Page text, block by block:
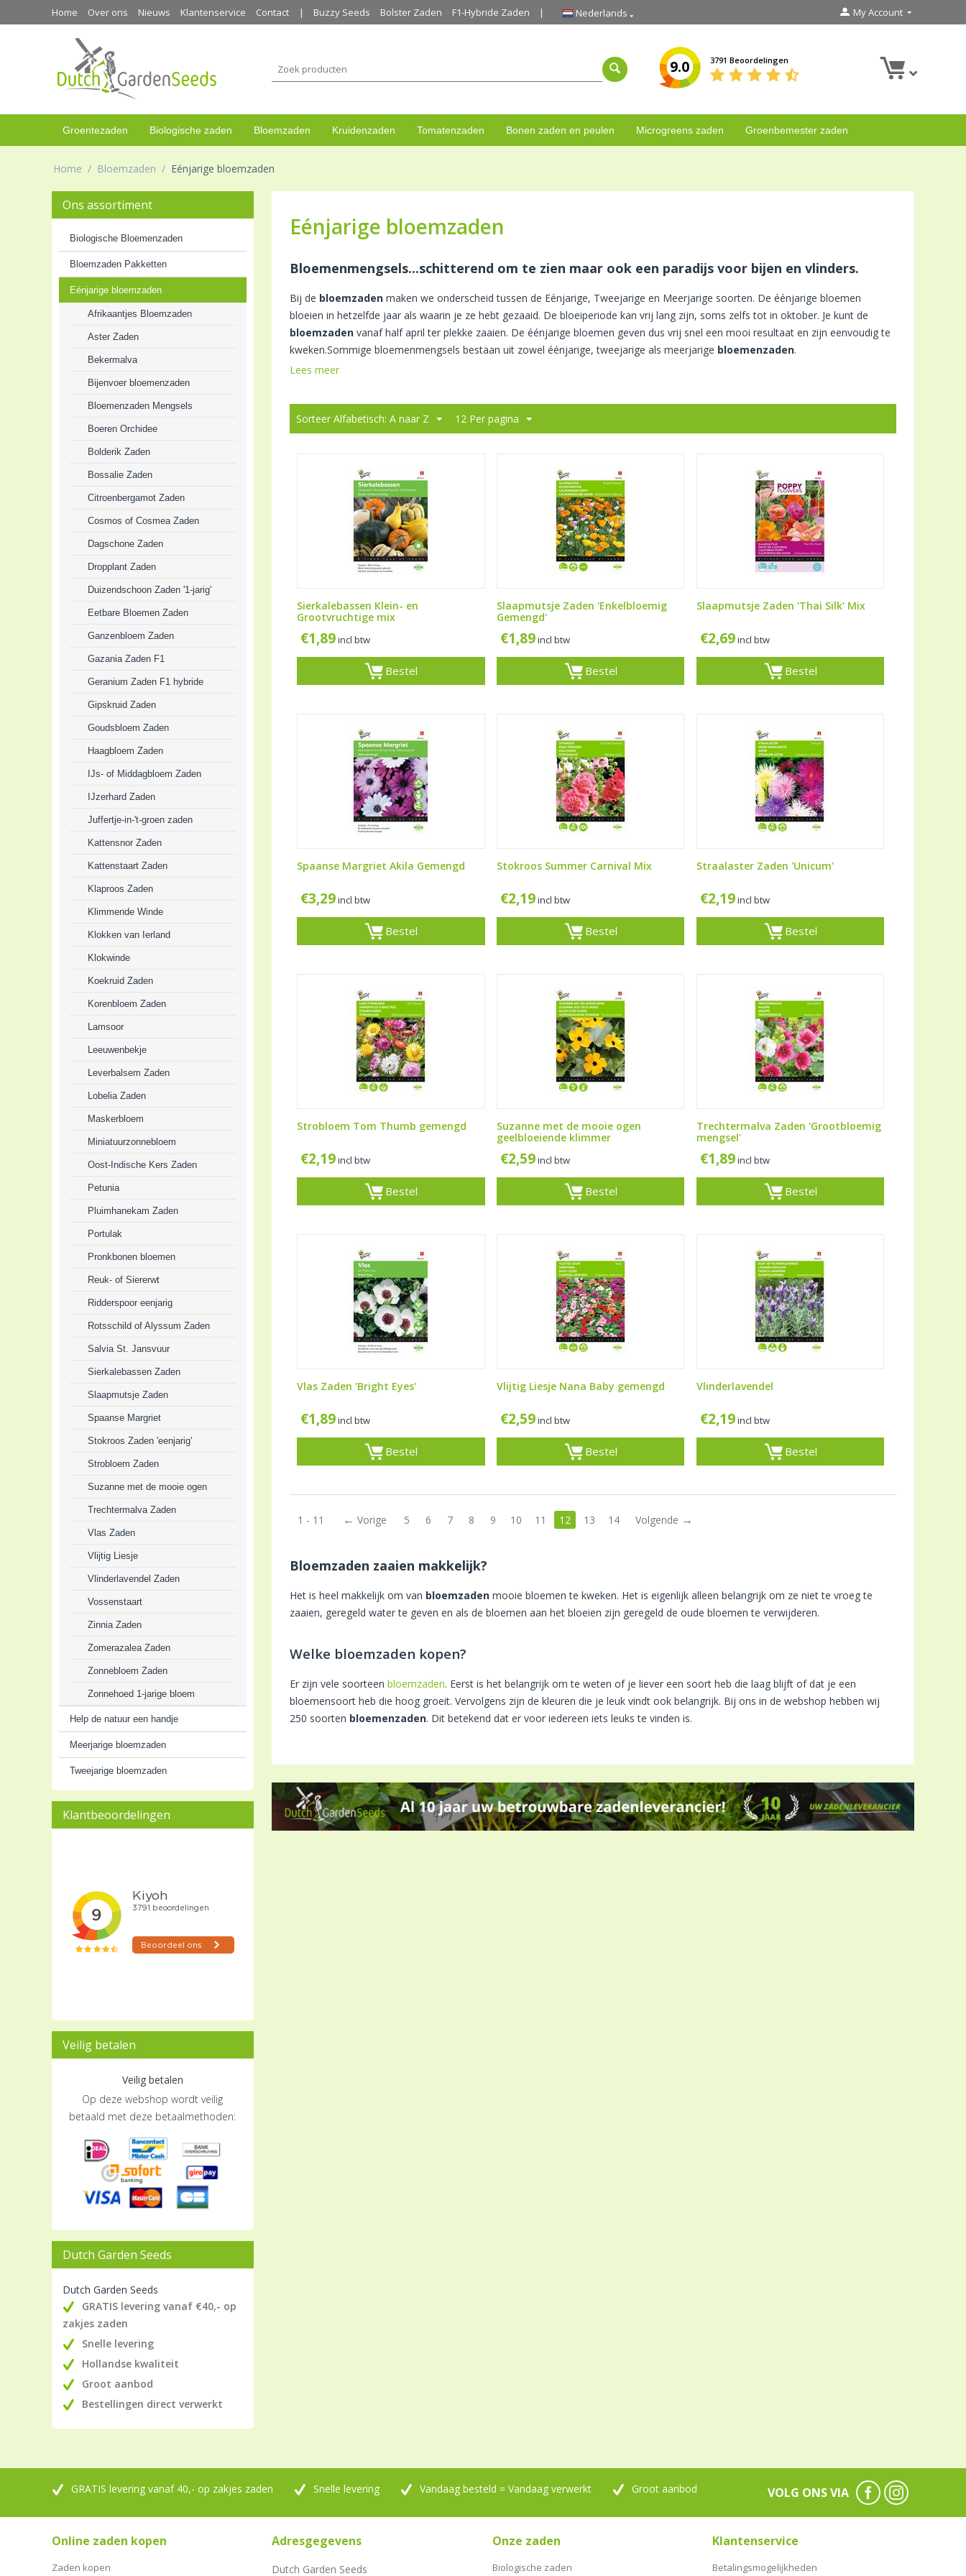
Home Over ons Nieuws Klantenservice Contact Buzzy Seeds Bolster Zaden F1-Hybride Zaden Nederlands My Account
9.0 3791 Beoordelingen
Groentezaden Biologische zaden Bloemzaden Kruidenzaden Tomatenzaden Bonen zaden en peulen Microgreens zaden Groenbemester zaden
Home / Bloemzaden / Eénjarige bloemzaden
Ons assortiment
Biologische Bloemenzaden
Bloemzaden Pakketten
Eénjarige bloemzaden
Afrikaantjes Bloemzaden
Aster Zaden
Bekermalva
Bijenvoer bloemenzaden
Bloemenzaden Mengsels
Boeren Orchidee
Bolderik Zaden
Bossalie Zaden
Citroenbergamot Zaden
Cosmos of Cosmea Zaden
Dagschone Zaden
Dropplant Zaden
Duizendschoon Zaden '1-jarig'
Eetbare Bloemen Zaden
Ganzenbloem Zaden
Gazania Zaden F1
Geranium Zaden F1 hybride
Gipskruid Zaden
Goudsbloem Zaden
Haagbloem Zaden
IJs- of Middagbloem Zaden
IJzerhard Zaden
Juffertje-in-'t-groen zaden
Kattensnor Zaden
Kattenstaart Zaden
Klaproos Zaden
Klimmende Winde
Klokken van Ierland
Klokwinde
Koekruid Zaden
Korenbloem Zaden
Lamsoor
Leeuwenbekje
Leverbalsem Zaden
Lobelia Zaden
Maskerbloem
Miniatuurzonnebloem
Oost-Indische Kers Zaden
Petunia
Pluimhanekam Zaden
Portulak
Pronkbonen bloemen
Reuk- of Siererwt
Ridderspoor eenjarig
Rotsschild of Alyssum Zaden
Salvia St. Jansvuur
Sierkalebassen Zaden
Slaapmutsje Zaden
Spaanse Margriet
Stokroos Zaden 'eenjarig'
Strobloem Zaden
Suzanne met de mooie ogen
Trechtermalva Zaden
Vlas Zaden
Vlijtig Liesje
Vlinderlavendel Zaden
Vossenstaart
Zinnia Zaden
Zomerazalea Zaden
Zonnebloem Zaden
Zonnehoed 1-jarige bloem
Help de natuur een handje
Meerjarige bloemzaden
Tweejarige bloemzaden
Klantbeoordelingen
Veilig betalen
Veilig betalen
Op deze webshop wordt veilig
betaald met deze betaalmethoden:
Dutch Garden Seeds
Dutch Garden Seeds
GRATIS levering vanaf €40,- op
zakjes zaden
Snelle levering
Hollandse kwaliteit
Groot aanbod
Bestellingen direct verwerkt
Eénjarige bloemzaden
Bloemenmengsels...schitterend om te zien maar ook een paradijs voor bijen en vlinders.
Bij de bloemzaden maken we onderscheid tussen de Eénjarige, Tweejarige en Meerjarige soorten. De éénjarige bloemen
bloeien in hetzelfde jaar als waarin je ze hebt gezaaid. De bloeiperiode kan vrij lang zijn, soms zelfs tot in oktober. Je kunt de
bloemzaden vanaf half april ter plekke zaaien. De éénjarige bloemen geven dus vrij snel een mooi resultaat en zijn eenvoudig te
kweken.Sommige bloemenmengsels bestaan uit zowel éénjarige, tweejarige als meerjarige bloemenzaden.
Lees meer
Sorteer Alfabetisch: A naar Z 12 Per pagina
Sierkalebassen Klein- en
Grootvruchtige mix
€1,89incl btw
Bestel
Slaapmutsje Zaden 'Enkelbloemig
Gemengd'
€1,89incl btw
Bestel
Slaapmutsje Zaden 'Thai Silk' Mix
€2,69incl btw
Bestel
Spaanse Margriet Akila Gemengd
€3,29incl btw
Bestel
Stokroos Summer Carnival Mix
€2,19incl btw
Bestel
Straalaster Zaden 'Unicum'
€2,19incl btw
Bestel
Strobloem Tom Thumb gemengd
€2,19incl btw
Bestel
Suzanne met de mooie ogen
geelbloeiende klimmer
€2,59incl btw
Bestel
Trechtermalva Zaden 'Grootbloemig
mengsel'
€1,89incl btw
Bestel
Vlas Zaden 'Bright Eyes'
€1,89incl btw
Bestel
Vlijtig Liesje Nana Baby gemengd
€2,59incl btw
Bestel
Vlinderlavendel
€2,19incl btw
Bestel
1 - 11 Vorige 5 6 7 8 9 10 11 12 13 14 Volgende
Bloemzaden zaaien makkelijk?
Het is heel makkelijk om van bloemzaden mooie bloemen te kweken. Het is eigenlijk alleen belangrijk om ze niet te vroeg te
zaaien, geregeld water te geven en als de bloemen aan het bloeien zijn geregeld de oude bloemen te verwijderen.
Welke bloemzaden kopen?
Er zijn vele soorteenbloemzaden. Eerst is het belangrijk om te weten of je liever een soort heb die laag blijft of dat je een
bloemensoort heb die hoog groeit. Vervolgens zijn de kleuren die je leuk vindt ook belangrijk. Bij ons in de webshop hebben wij
250 soorten bloemenzaden. Dit betekend dat er voor iedereen iets leuks te vinden is.
GRATIS levering vanaf 40,- op zakjes zaden Snelle levering Vandaag besteld = Vandaag verwerkt Groot aanbod VOLG ONS VIA
Online zaden kopen
Zaden kopen
Adresgegevens
Dutch Garden Seeds
Onze zaden
Biologische zaden
Klantenservice
Betalingsmogelijkheden